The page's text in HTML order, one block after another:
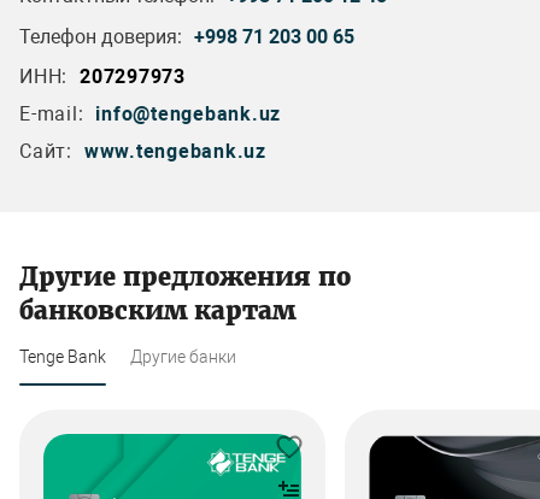
Телефон доверия: +998 71 203 00 65
ИНН:
207297973
E-mail:
info@tengebank.uz
Сайт:
www.tengebank.uz
Другие предложения по
банковским картам
Tenge Bank Другие банки